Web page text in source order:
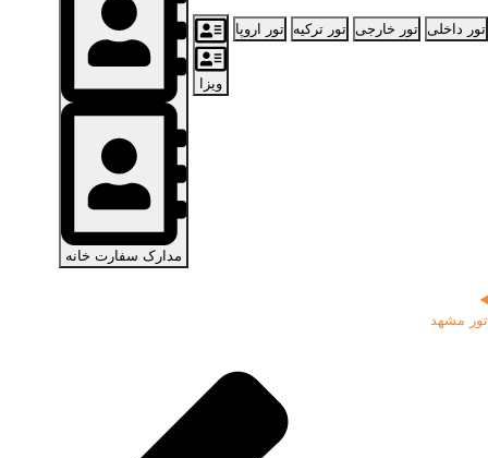
تور داخلی تور خارجی تور ترکیه تور اروپا
ویزا
مدارک سفارت خانه
تور مشهد